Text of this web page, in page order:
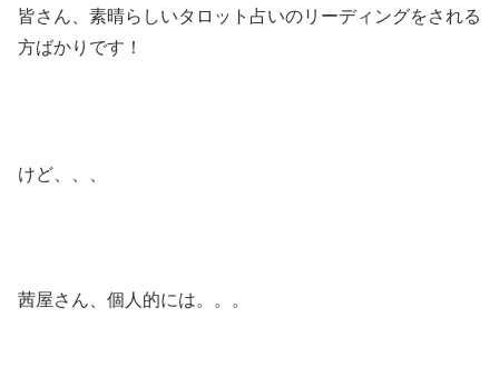
皆さん、素晴らしいタロット占いのリーディングをされる
方ばかりです！
けど、、、
茜屋さん、個人的には。。。